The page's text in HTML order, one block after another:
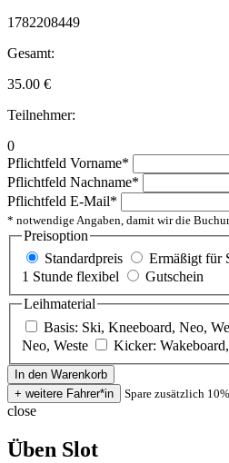
1782208449
Gesamt:
35.00 €
Teilnehmer:
0
Pflichtfeld Vorname*
Pflichtfeld Nachname*
Pflichtfeld E-Mail*
* notwendige Angaben, damit wir die
Preisoption
Standardpreis
Ermäßigt für
1 Stunde flexibel
Gutschein
Leihmaterial
Basis: Ski, Kneeboard, Neo,
Neo, Weste
Kicker:
Spare zusätzlich
close
Üben Slot